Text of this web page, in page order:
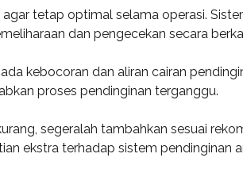
tetap optimal selama operasi.
dan pengecekan secara
kebocoran dan aliran cairan
proses pendinginan terganggu.
segeralah tambahkan sesuai
ekstra terhadap sistem pendinginan